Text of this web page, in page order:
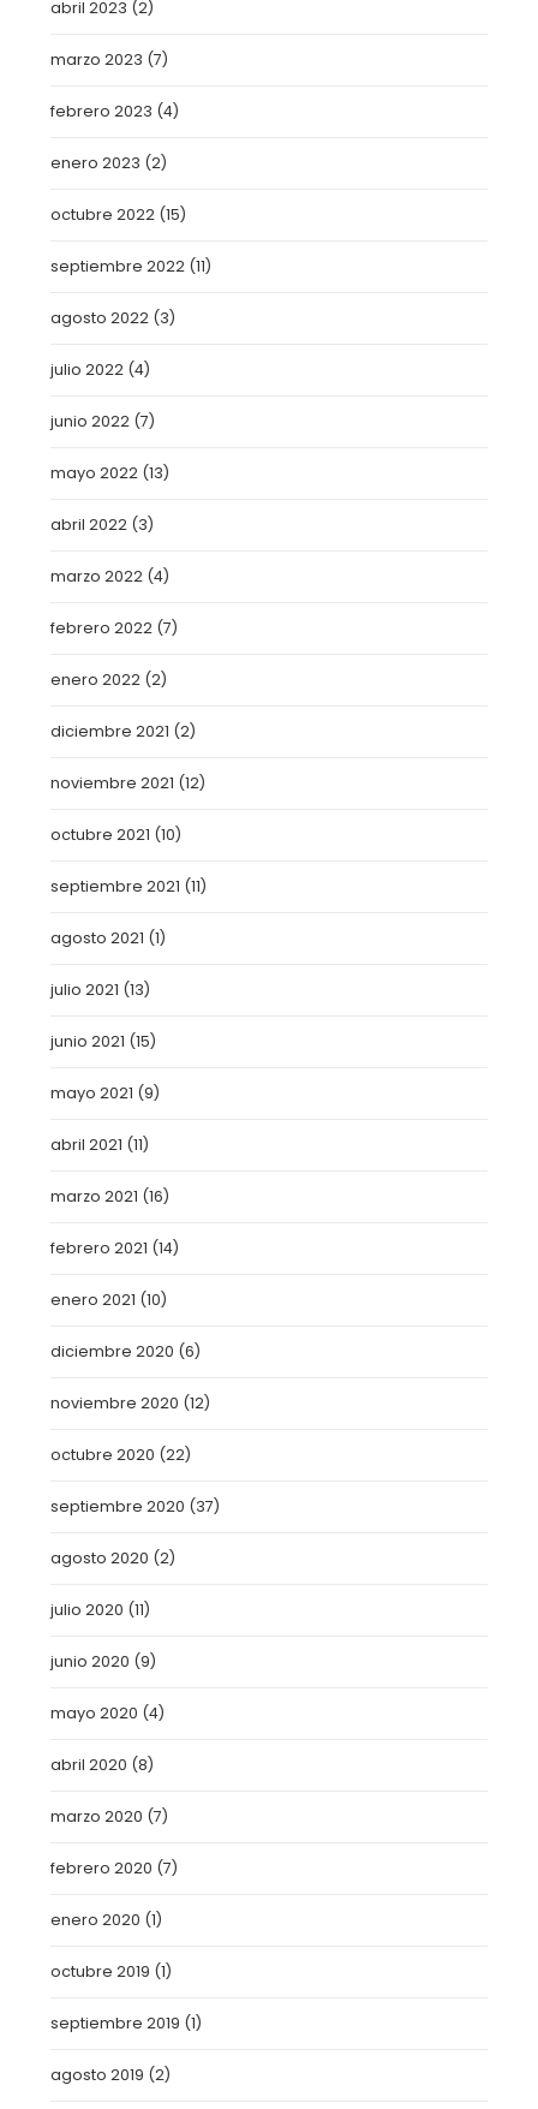
abril 2023 (2)
marzo 2023 (7)
febrero 2023 (4)
enero 2023 (2)
octubre 2022 (15)
septiembre 2022 (11)
agosto 2022 (3)
julio 2022 (4)
junio 2022 (7)
mayo 2022 (13)
abril 2022 (3)
marzo 2022 (4)
febrero 2022 (7)
enero 2022 (2)
diciembre 2021 (2)
noviembre 2021 (12)
octubre 2021 (10)
septiembre 2021 (11)
agosto 2021 (1)
julio 2021 (13)
junio 2021 (15)
mayo 2021 (9)
abril 2021 (11)
marzo 2021 (16)
febrero 2021 (14)
enero 2021 (10)
diciembre 2020 (6)
noviembre 2020 (12)
octubre 2020 (22)
septiembre 2020 (37)
agosto 2020 (2)
julio 2020 (11)
junio 2020 (9)
mayo 2020 (4)
abril 2020 (8)
marzo 2020 (7)
febrero 2020 (7)
enero 2020 (1)
octubre 2019 (1)
septiembre 2019 (1)
agosto 2019 (2)